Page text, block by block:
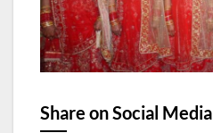
Share on Social Media